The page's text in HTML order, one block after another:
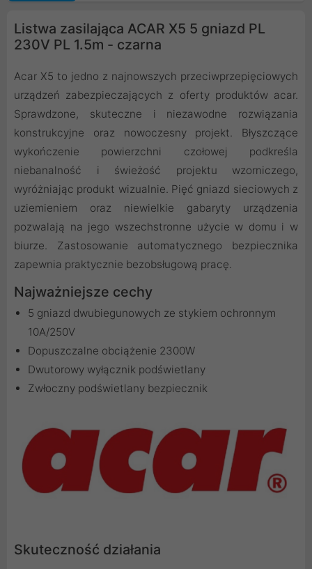
Listwa zasilająca ACAR X5 5 gniazd PL
230V PL 1.5m - czarna
Acar X5 to jedno z najnowszych przeciwprzepięciowych
urządzeń zabezpieczających z oferty produktów acar.
Sprawdzone, skuteczne i niezawodne rozwiązania
konstrukcyjne oraz nowoczesny projekt. Błyszczące
wykończenie powierzchni czołowej podkreśla
niebanalność i świeżość projektu wzorniczego,
wyróżniając produkt wizualnie. Pięć gniazd sieciowych z
uziemieniem oraz niewielkie gabaryty urządzenia
pozwalają na jego wszechstronne użycie w domu i w
biurze. Zastosowanie automatycznego bezpiecznika
zapewnia praktycznie bezobsługową pracę.
Najważniejsze cechy
5 gniazd dwubiegunowych ze stykiem ochronnym
10A/250V
Dopuszczalne obciążenie 2300W
Dwutorowy wyłącznik podświetlany
Zwłoczny podświetlany bezpiecznik
Skuteczność działania